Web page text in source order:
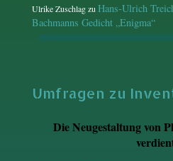
Ulrike Zuschlagzu Hans-Ulrich
Bachmanns Gedicht „Enigma“
Umfragen zu
Die Neugestaltung von